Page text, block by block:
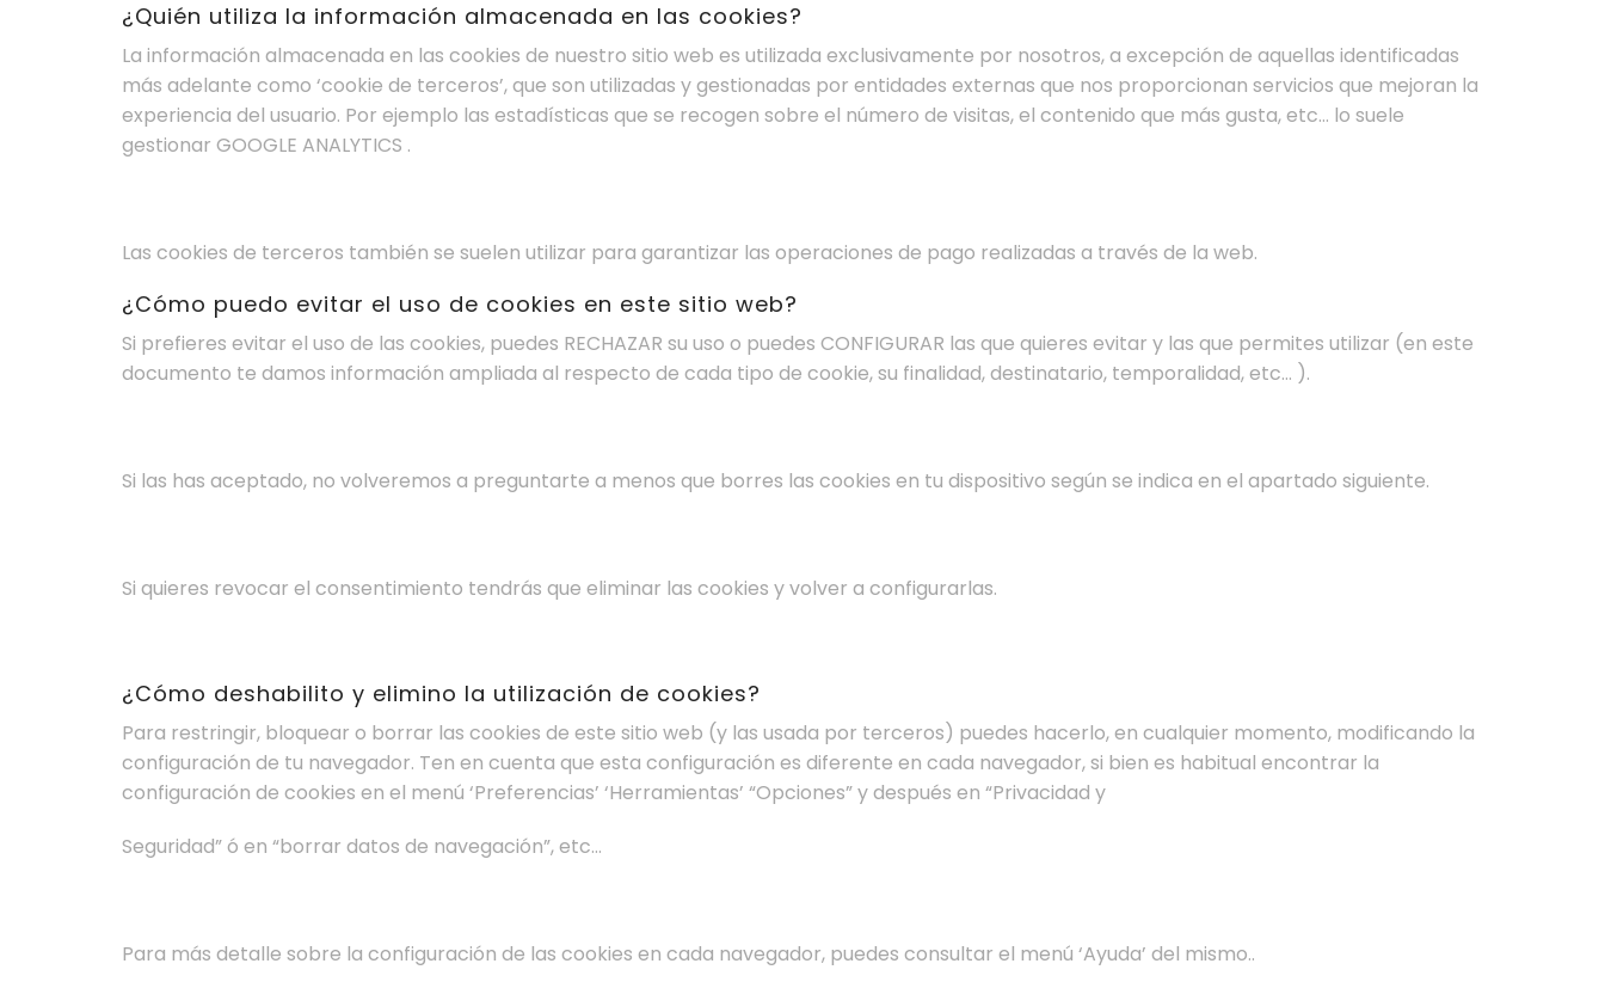
¿Quién utiliza la información almacenada en las cookies?
La información almacenada en las cookies de nuestro sitio web es utilizada exclusivamente por nosotros, a excepción de aquellas identificadas
más adelante como ‘cookie de terceros’, que son utilizadas y gestionadas por entidades externas que nos proporcionan servicios que mejoran la
experiencia del usuario. Por ejemplo las estadísticas que se recogen sobre el número de visitas, el contenido que más gusta, etc… lo suele
gestionar GOOGLE ANALYTICS .
Las cookies de terceros también se suelen utilizar para garantizar las operaciones de pago realizadas a través de la web.
¿Cómo puedo evitar el uso de cookies en este sitio web?
Si prefieres evitar el uso de las cookies, puedes RECHAZAR su uso o puedes CONFIGURAR las que quieres evitar y las que permites utilizar (en este
documento te damos información ampliada al respecto de cada tipo de cookie, su finalidad, destinatario, temporalidad, etc… ).
Si las has aceptado, no volveremos a preguntarte a menos que borres las cookies en tu dispositivo según se indica en el apartado siguiente.
Si quieres revocar el consentimiento tendrás que eliminar las cookies y volver a configurarlas.
¿Cómo deshabilito y elimino la utilización de cookies?
Para restringir, bloquear o borrar las cookies de este sitio web (y las usada por terceros) puedes hacerlo, en cualquier momento, modificando la
configuración de tu navegador. Ten en cuenta que esta configuración es diferente en cada navegador, si bien es habitual encontrar la
configuración de cookies en el menú ‘Preferencias’ ‘Herramientas’ “Opciones” y después en “Privacidad y
Seguridad” ó en “borrar datos de navegación”, etc…
Para más detalle sobre la configuración de las cookies en cada navegador, puedes consultar el menú ‘Ayuda’ del mismo..